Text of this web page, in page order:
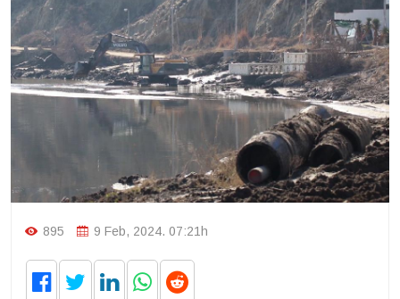
895 9 Feb, 2024. 07:21h